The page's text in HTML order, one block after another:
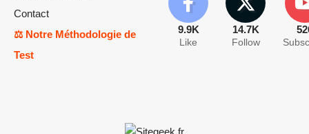
Contact
⚖️ Notre Méthodologie de
Test
9.9K
Like
14.7K
Follow